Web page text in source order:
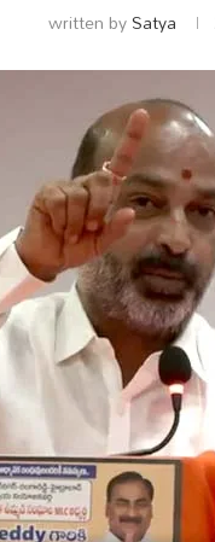
written bySatya